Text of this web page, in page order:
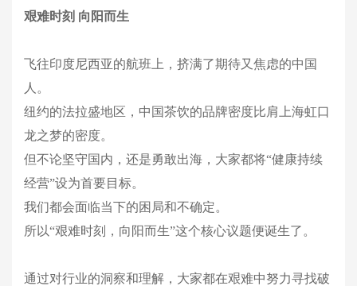
艰难时刻 向阳而生
飞往印度尼西亚的航班上，挤满了期待又焦虑的中国
人。
纽约的法拉盛地区，中国茶饮的品牌密度比肩上海虹口
龙之梦的密度。
但不论坚守国内，还是勇敢出海，大家都将“健康持续
经营”设为首要目标。
我们都会面临当下的困局和不确定。
所以“艰难时刻，向阳而生”这个核心议题便诞生了。
通过对行业的洞察和理解，大家都在艰难中努力寻找破